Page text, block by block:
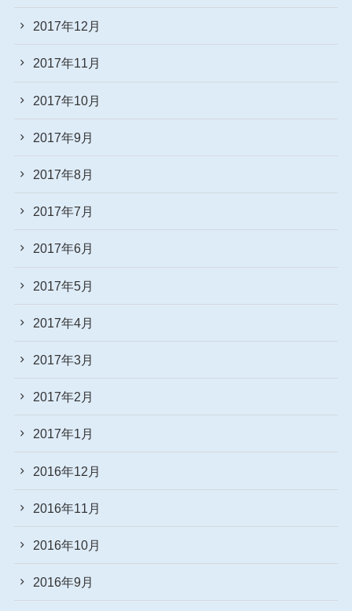
2017年12月
2017年11月
2017年10月
2017年9月
2017年8月
2017年7月
2017年6月
2017年5月
2017年4月
2017年3月
2017年2月
2017年1月
2016年12月
2016年11月
2016年10月
2016年9月